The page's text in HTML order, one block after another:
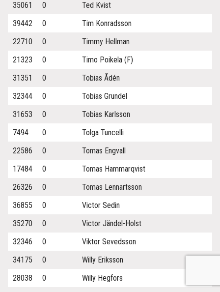
35061
0
Ted Kvist
39442
0
Tim Konradsson
22710
0
Timmy Hellman
21323
0
Timo Poikela (F)
31351
0
Tobias Ådén
32344
0
Tobias Grundel
31653
0
Tobias Karlsson
7494
0
Tolga Tuncelli
22586
0
Tomas Engvall
17484
0
Tomas Hammarqvist
26326
0
Tomas Lennartsson
36855
0
Victor Sedin
35270
0
Victor Jändel-Holst
32346
0
Viktor Sevedsson
34175
0
Willy Eriksson
28038
0
Willy Hegfors